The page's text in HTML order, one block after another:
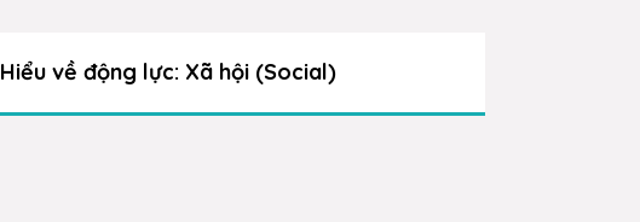
Hiểu về động lực: Xã hội (Social)